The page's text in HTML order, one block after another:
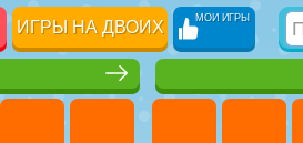
ИГРЫ НА ДВОИХ МОИ ИГРЫ